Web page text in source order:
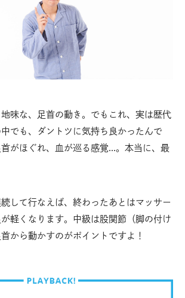
味な、足首の動き。でもこれ、実は歴代
でも、ダントツに気持ち良かったんで
がほぐれ、血が巡る感覚…。本当に、最
して行なえば、終わったあとはマッサー
軽くなります。中級は股関節（脚の付け
から動かすのがポイントですよ！